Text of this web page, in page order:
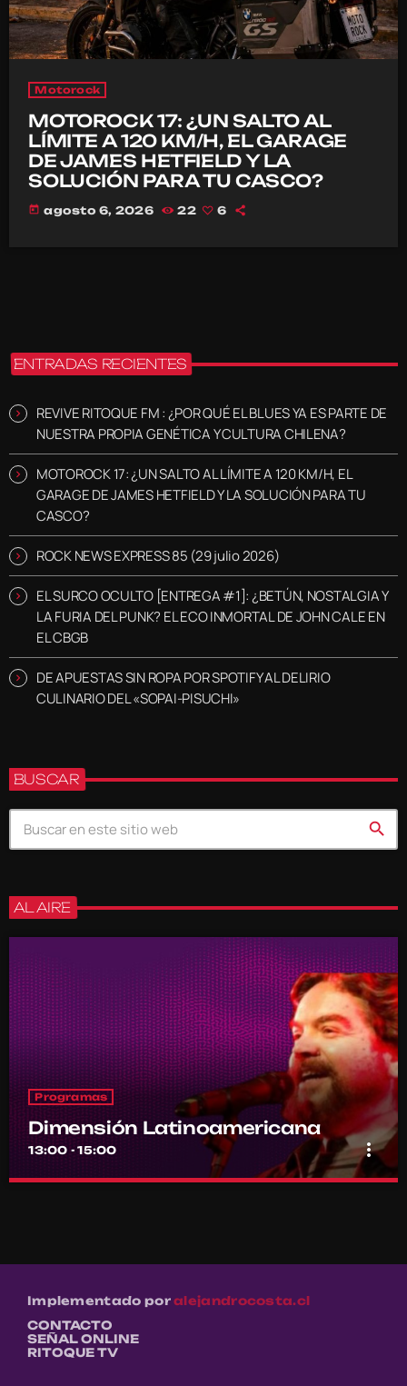
Motorock
MOTOROCK 17: ¿UN SALTO AL
LÍMITE A 120 KM/H, EL GARAGE
DE JAMES HETFIELD Y LA
SOLUCIÓN PARA TU CASCO?
today agosto 6, 2026 22 6
ENTRADAS RECIENTES
REVIVE RITOQUE FM : ¿POR QUÉ EL BLUES YA ES PARTE DE
NUESTRA PROPIA GENÉTICA Y CULTURA CHILENA?
MOTOROCK 17: ¿UN SALTO AL LÍMITE A 120 KM/H, EL
GARAGE DE JAMES HETFIELD Y LA SOLUCIÓN PARA TU
CASCO?
ROCK NEWS EXPRESS 85 (29 julio 2026)
EL SURCO OCULTO [ENTREGA #1]: ¿BETÚN, NOSTALGIA Y
LA FURIA DEL PUNK? EL ECO INMORTAL DE JOHN CALE EN
EL CBGB
DE APUESTAS SIN ROPA POR SPOTIFY AL DELIRIO
CULINARIO DEL «SOPAI-PISUCHI»
BUSCAR
search
AL AIRE
Programas
Dimensión Latinoamericana
13:00 - 15:00 more_vert
Los sonidos de un continente en la voz de su histórico conductor
Implementado poralejandrocosta.cl
CONTACTO
SEÑAL ONLINE
RITOQUE TV